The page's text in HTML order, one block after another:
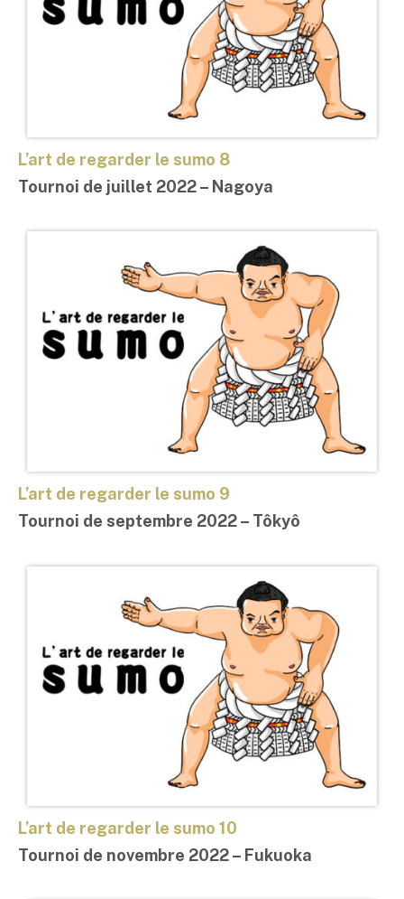
L’art de regarder le sumo 8
Tournoi de juillet 2022 – Nagoya
L’art de regarder le sumo 9
Tournoi de septembre 2022 – Tôkyô
L’art de regarder le sumo 10
Tournoi de novembre 2022 – Fukuoka